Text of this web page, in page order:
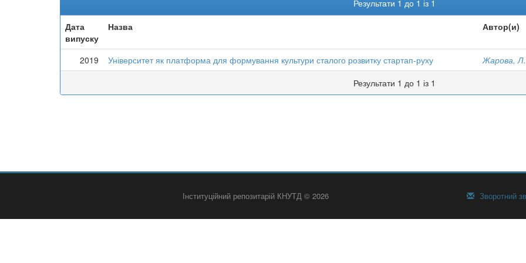
Результати 1 до 1 із 1
Дата
випуску
Назва Автор(и)
2019 Університет як платформа для формування культури сталого розвитку стартап-руху
Жарова, Л.
Результати 1 до 1 із 1
Інституційний репозитарій КНУТД © 2026 Зворотний